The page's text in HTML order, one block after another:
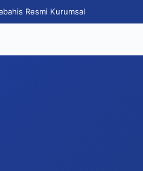
Resmi Kurumsal